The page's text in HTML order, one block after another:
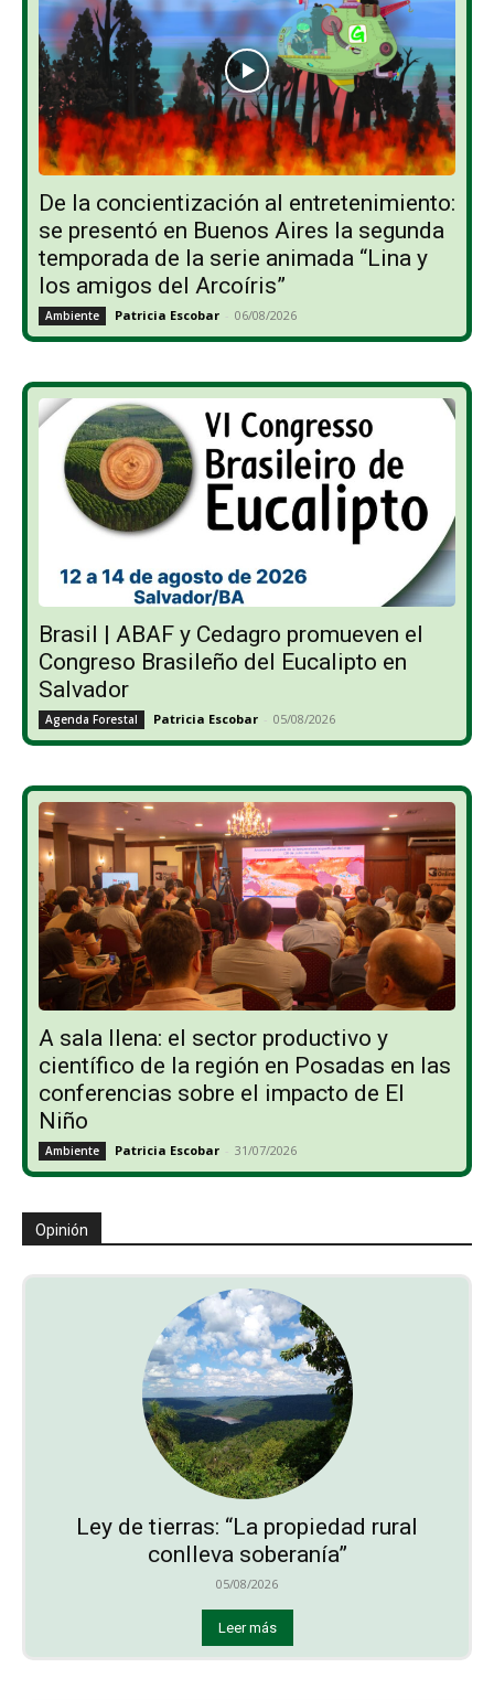
De la concientización al entretenimiento:
se presentó en Buenos Aires la segunda
temporada de la serie animada “Lina y
los amigos del Arcoíris”
Ambiente Patricia Escobar - 06/08/2026
Brasil | ABAF y Cedagro promueven el
Congreso Brasileño del Eucalipto en
Salvador
Agenda Forestal Patricia Escobar - 05/08/2026
A sala llena: el sector productivo y
científico de la región en Posadas en las
conferencias sobre el impacto de El
Niño
Ambiente Patricia Escobar - 31/07/2026
Opinión
Ley de tierras: “La propiedad rural
conlleva soberanía”
05/08/2026
Leer más